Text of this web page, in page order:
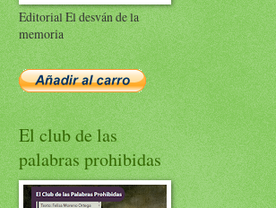
Editorial El desván de la
memoria
El club de las
palabras prohibidas